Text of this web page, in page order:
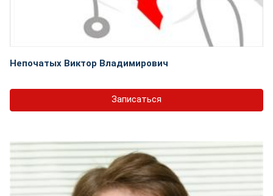
Непочатых Виктор Владимирович
Записаться